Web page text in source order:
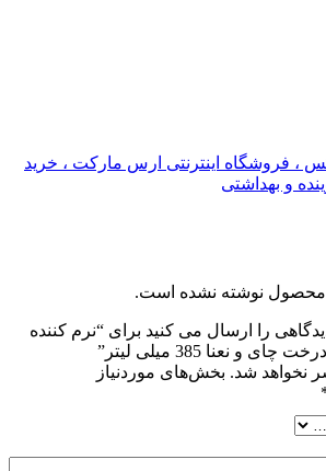
محصول نوشته نشده است.
را ارسال می کنید برای “نرم کننده
نخواهد شد. بخش‌های موردنیاز